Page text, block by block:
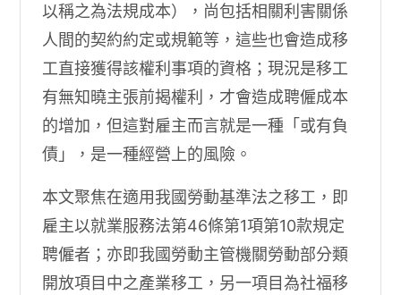
以稱之為法規成本），尚包括相關利害關係
人間的契約約定或規範等，這些也會造成移
工直接獲得該權利事項的資格；現況是移工
有無知曉主張前揭權利，才會造成聘僱成本
的增加，但這對雇主而言就是一種「或有負
債」，是一種經營上的風險。
本文聚焦在適用我國勞動基準法之移工，即
雇主以就業服務法第46條第1項第10款規定
聘僱者；亦即我國勞動主管機關勞動部分類
開放項目中之產業移工，另一項目為社福移